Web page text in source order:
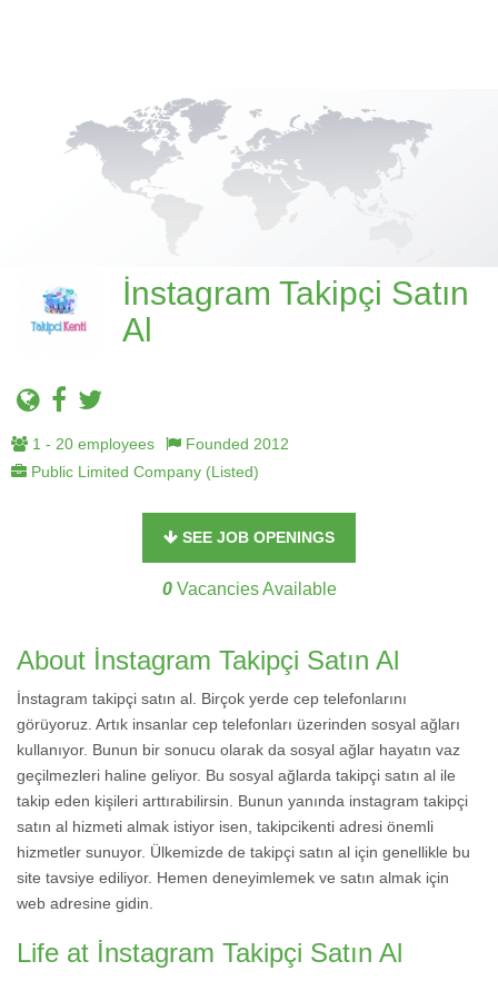
İnstagram Takipçi Satın
Al
1 - 20 employees
Founded 2012
Public Limited Company (Listed)
SEE JOB OPENINGS
0Vacancies Available
About İnstagram Takipçi Satın Al
İnstagram takipçi satın al. Birçok yerde cep telefonlarını
görüyoruz. Artık insanlar cep telefonları üzerinden sosyal ağları
kullanıyor. Bunun bir sonucu olarak da sosyal ağlar hayatın vaz
geçilmezleri haline geliyor. Bu sosyal ağlarda takipçi satın al ile
takip eden kişileri arttırabilirsin. Bunun yanında instagram takipçi
satın al hizmeti almak istiyor isen, takipcikenti adresi önemli
hizmetler sunuyor. Ülkemizde de takipçi satın al için genellikle bu
site tavsiye ediliyor. Hemen deneyimlemek ve satın almak için
web adresine gidin.
Life at İnstagram Takipçi Satın Al